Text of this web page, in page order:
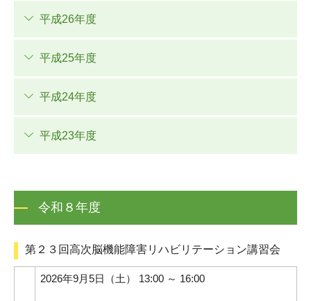
平成26年度
平成25年度
平成24年度
平成23年度
令和８年度
第２３回高次脳機能障害リハビリテーション講習会
2026年9月5日（土） 13:00 ～ 16:00